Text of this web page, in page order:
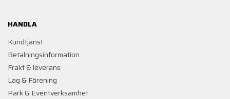
HANDLA
Kundtjänst
Betalningsinformation
Frakt & leverans
Lag & Förening
Park & Eventverksamhet